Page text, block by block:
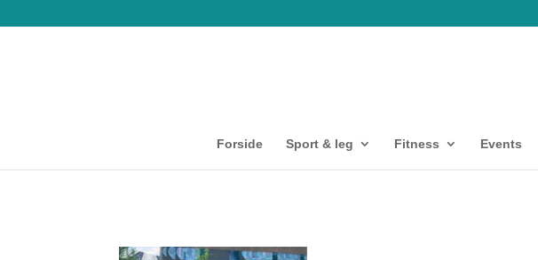
Forside Sport & leg Fitness Events